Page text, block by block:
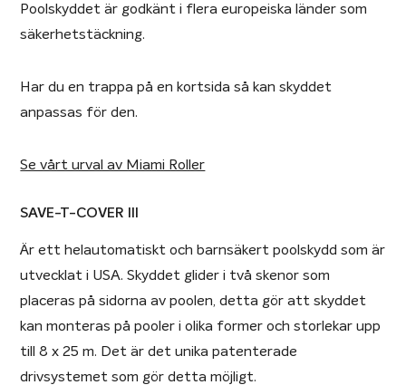
Poolskyddet är godkänt i flera europeiska länder som
säkerhetstäckning.
Har du en trappa på en kortsida så kan skyddet
anpassas för den.
Se vårt urval av Miami Roller
SAVE-T-COVER III
Är ett helautomatiskt och barnsäkert poolskydd som är
utvecklat i USA. Skyddet glider i två skenor som
placeras på sidorna av poolen, detta gör att skyddet
kan monteras på pooler i olika former och storlekar upp
till 8 x 25 m. Det är det unika patenterade
drivsystemet som gör detta möjligt.